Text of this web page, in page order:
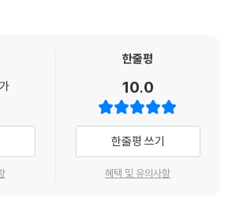
로 친하게 된 지 4주째 되던 날, 펠릭스가 아파
. 아이들의 놀림과 따돌림도 둘이 같이 있을 땐
게 학교에 나오지 못했고 디디는 펠릭스의 얼굴
염이 되는 병이라 그럴 수가 없었다. 다시 일주
의 엄마가 드디어 펠릭스가 이제 친구들과 만나
한줄평
10.0
한줄평 쓰기
혜택 및 유의사항